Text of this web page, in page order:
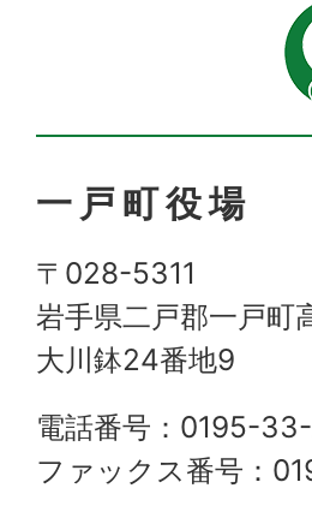
一戸町役場
〒028-5311
岩手県二戸郡一戸町
大川鉢24番地9
電話番号：0195-33-
ファックス番号：